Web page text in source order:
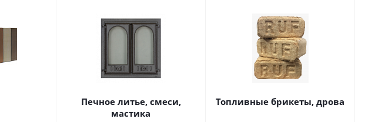
Печное литье, смеси,
мастика
Топливные брикеты, дрова